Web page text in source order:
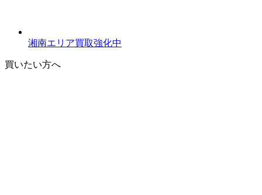
湘南エリア買取強化中
買いたい方へ